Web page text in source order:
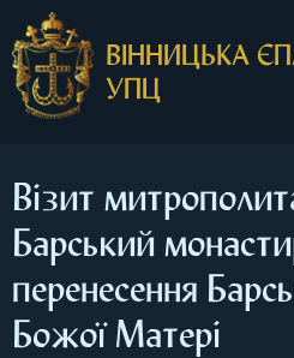
ВІННИЦЬКА
УПЦ
Візит
Барський
перенесення
Божої Матері